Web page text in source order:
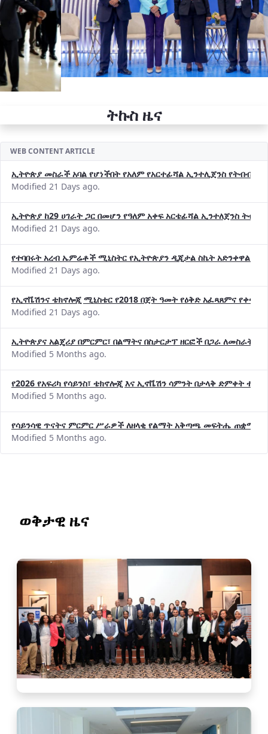
ኢትዮጵያ መስራች አባል የሆነችበት የአለም የአርተፊሻል ኢንተሊጀንስ የትብብር
Modified 21 Days ago.
ኢትዮጵያ ከ29 ሀገራት ጋር በመሆን የዓለም አቀፍ አርቴፊሻል ኢንተለጀንስ
Modified 21 Days ago.
የተባበሩት አረብ ኤምሬቶች ሚኒስትር የኢትዮጵያን ዲጂታል ስኬት አድንቀዋል
Modified 21 Days ago.
የኢኖቬሽንና ቴክኖሎጂ ሚኒስቴር የ2018 በጀት ዓመት የዕቅድ አፈጻጸምና
Modified 21 Days ago.
ኢትዮጵያና አልጄሪያ በምርምር፣ በልማትና በስታርታፕ ዘርፎች በጋራ ለመስራት
Modified 5 Months ago.
የ2026 የአፍሪካ የሳይንስ፣ ቴክኖሎጂ እና ኢኖቬሽን ሳምንት በታላቅ ድምቀት
Modified 5 Months ago.
የሳይንሳዊ ጥናትና ምርምር ሥራዎች ለዘላቂ የልማት አቅጣጫ መፍትሔ ጠቋሚ
Modified 5 Months ago.